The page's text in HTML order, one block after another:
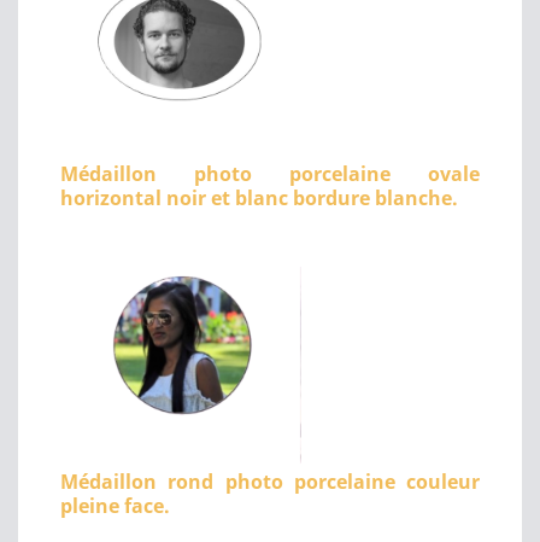
Médaillon photo porcelaine ovale
horizontal noir et blanc bordure blanche.
Médaillon rond photo porcelaine couleur
pleine face.